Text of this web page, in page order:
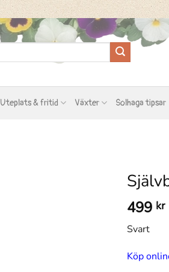
Uteplats & fritid Växter Solhaga tipsar
499 kr
Svart
Köp